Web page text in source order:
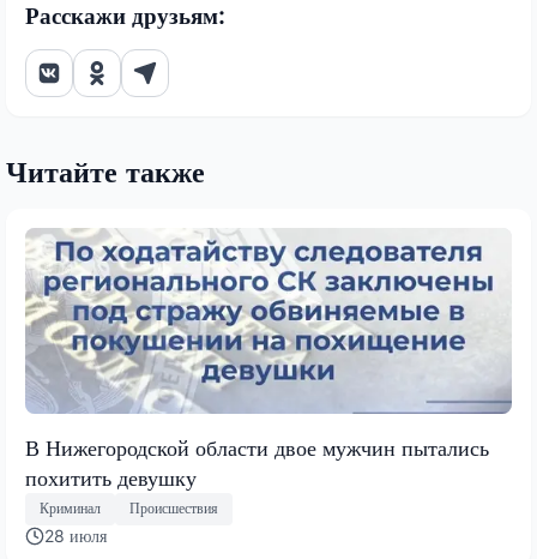
Расскажи друзьям:
Читайте также
В Нижегородской области двое мужчин пытались
похитить девушку
Криминал Происшествия
28 июля